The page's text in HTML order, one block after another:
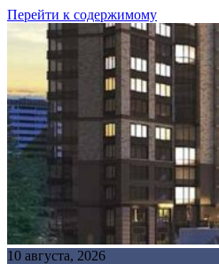
Перейти к содержимому
10 августа, 2026